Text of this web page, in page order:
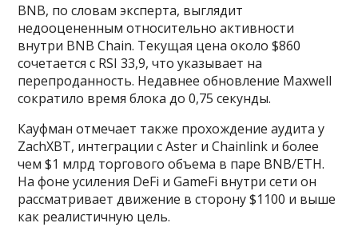
BNB, по словам эксперта, выглядит
недооцененным относительно активности
внутри BNB Chain. Текущая цена около $860
сочетается с RSI 33,9, что указывает на
перепроданность. Недавнее обновление Maxwell
сократило время блока до 0,75 секунды.
Кауфман отмечает также прохождение аудита у
ZachXBT, интеграции с Aster и Chainlink и более
чем $1 млрд торгового объема в паре BNB/ETH.
На фоне усиления DeFi и GameFi внутри сети он
рассматривает движение в сторону $1100 и выше
как реалистичную цель.